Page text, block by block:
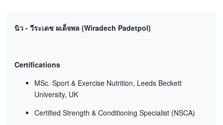
นิว - วีระเดช ผเด็จพล (Wiradech Padetpol)
Certifications
MSc. Sport & Exercise Nutrition, Leeds Beckett
University, UK
Certified Strength & Conditioning Specialist (NSCA)